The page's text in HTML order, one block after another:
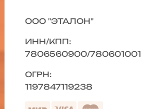
ООО "ЭТАЛОН"
ИНН/КПП:
7806560900/780601001
ОГРН:
1197847119238